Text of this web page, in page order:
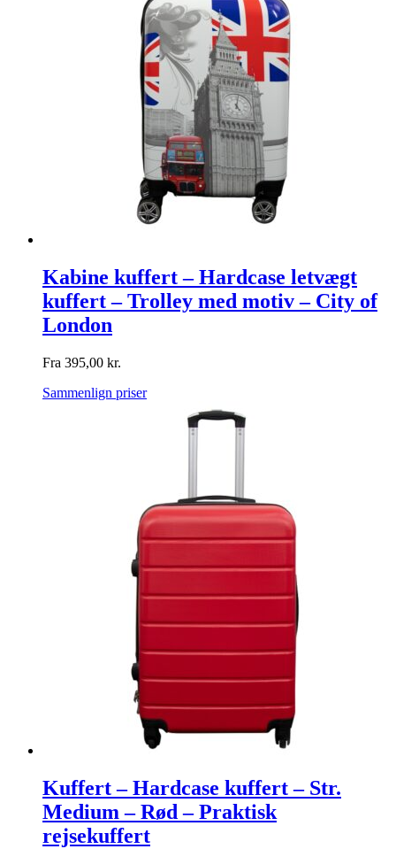
Kabine kuffert – Hardcase letvægt
kuffert – Trolley med motiv – City of
London
Fra 395,00 kr.
Sammenlign priser
Kuffert – Hardcase kuffert – Str.
Medium – Rød – Praktisk
rejsekuffert